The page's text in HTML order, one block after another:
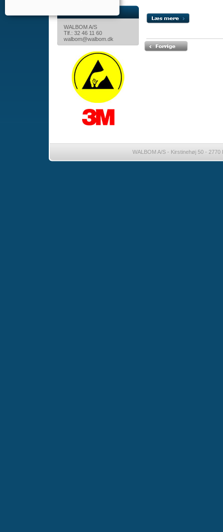
WALBOM A/S
Tlf.: 32 46 11 60
walbom@walbom.dk
WALBOM A/S - Kirstinehøj 50 -